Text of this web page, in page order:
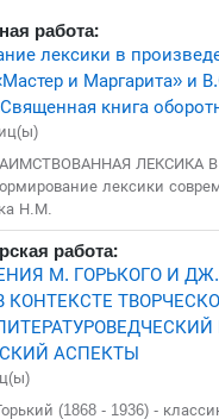
работа:
лексики в
и Маргарита» и
книга
ЛЕКСИКА
лексики
Н.М.
работа:
М. ГОРЬКОГО И ДЖ.
АСПЕКТЫ
(1868 - 1936) -